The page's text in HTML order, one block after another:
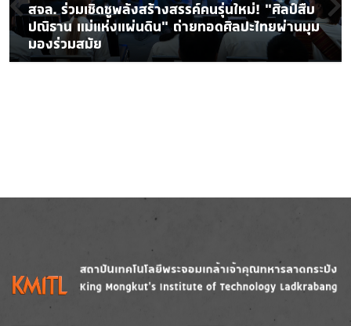
สจล. ร่วมเชิดชูพลังสร้างสรรค์คนรุ่นใหม่! “ศิลป์สืบ
ปณิธาน แม่แห่งแผ่นดิน” ถ่ายทอดศิลปะไทยผ่านมุม
มองร่วมสมัย
Image